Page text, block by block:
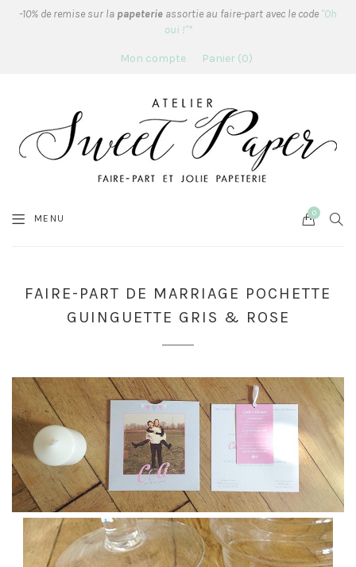
-10% de remise sur la papeterie assortie au faire-part avec le code "Oh
oui !"*
Mon compte Panier 0
MENU Cart
0
FAIRE-PART DE MARRIAGE POCHETTE
GUINGUETTE GRIS & ROSE